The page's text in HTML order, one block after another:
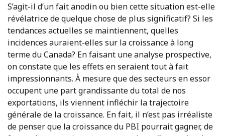
S’agit-il d’un fait anodin ou bien cette situation est-elle
révélatrice de quelque chose de plus significatif? Si les
tendances actuelles se maintiennent, quelles
incidences auraient-elles sur la croissance à long
terme du Canada? En faisant une analyse prospective,
on constate que les effets en seraient tout à fait
impressionnants. À mesure que des secteurs en essor
occupent une part grandissante du total de nos
exportations, ils viennent infléchir la trajectoire
générale de la croissance. En fait, il n’est pas irréaliste
de penser que la croissance du PBI pourrait gagner, de